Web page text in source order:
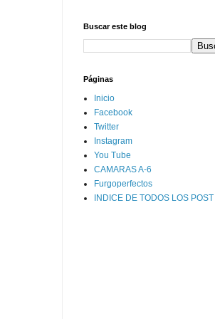
Buscar este blog
Páginas
Inicio
Facebook
Twitter
Instagram
You Tube
CAMARAS A-6
Furgoperfectos
INDICE DE TODOS LOS POST